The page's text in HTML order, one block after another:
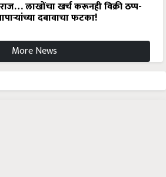
लाखोंचा खर्च करूनही विक्री ठप्प-
दबावाचा फटका!
More News